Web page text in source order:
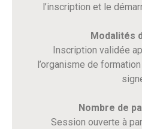
l’inscription et le
Modalités
Inscription validée
l’organisme de
Nombre de
Session ouverte à